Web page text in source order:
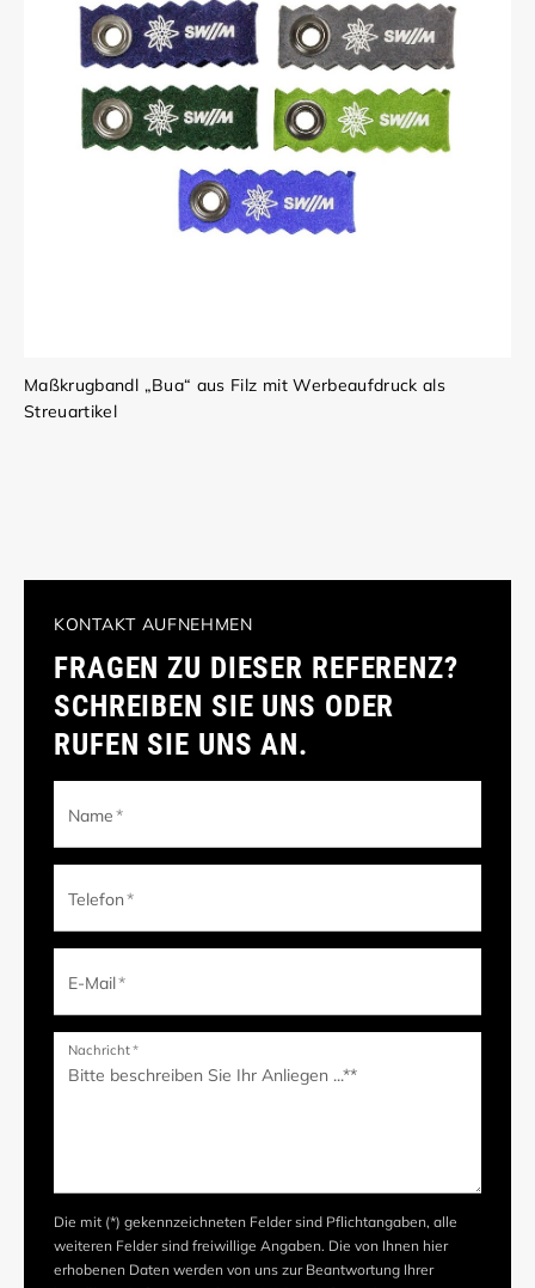
Maßkrugbandl „Bua“ aus Filz mit Werbeaufdruck als
Streuartikel
KONTAKT AUFNEHMEN
FRAGEN ZU DIESER REFERENZ?
SCHREIBEN SIE UNS ODER
RUFEN SIE UNS AN.
Name*
Telefon*
E-Mail*
Nachricht*
Die mit (*) gekennzeichneten Felder sind Pflichtangaben, alle
weiteren Felder sind freiwillige Angaben. Die von Ihnen hier
erhobenen Daten werden von uns zur Beantwortung Ihrer